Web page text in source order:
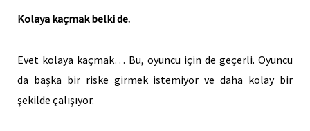
Kolaya kaçmak belki de.
Evet kolaya kaçmak… Bu, oyuncu için de geçerli. Oyuncu
da başka bir riske girmek istemiyor ve daha kolay bir
şekilde çalışıyor.